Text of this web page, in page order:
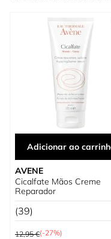
Adicionar ao
AVENE
Cicalfate Mãos Creme
Reparador
(39)
Preço Normal
12,95 €(-27%)